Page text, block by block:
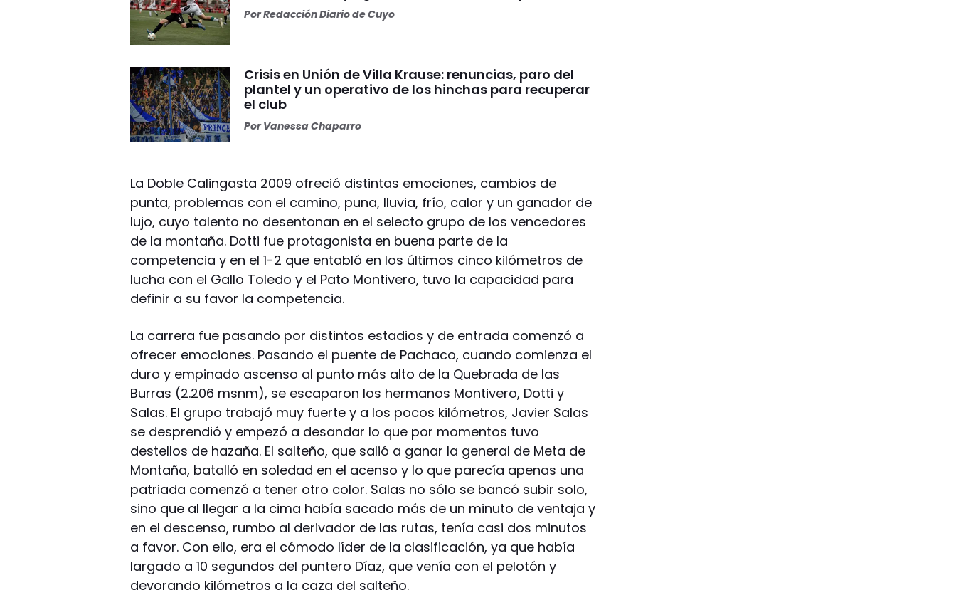
PorRedacción Diario de Cuyo
Crisis en Unión de Villa Krause: renuncias, paro del
plantel y un operativo de los hinchas para recuperar
el club
PorVanessa Chaparro
La Doble Calingasta 2009 ofreció distintas emociones, cambios de
punta, problemas con el camino, puna, lluvia, frío, calor y un ganador de
lujo, cuyo talento no desentonan en el selecto grupo de los vencedores
de la montaña. Dotti fue protagonista en buena parte de la
competencia y en el 1-2 que entabló en los últimos cinco kilómetros de
lucha con el Gallo Toledo y el Pato Montivero, tuvo la capacidad para
definir a su favor la competencia.
La carrera fue pasando por distintos estadios y de entrada comenzó a
ofrecer emociones. Pasando el puente de Pachaco, cuando comienza el
duro y empinado ascenso al punto más alto de la Quebrada de las
Burras (2.206 msnm), se escaparon los hermanos Montivero, Dotti y
Salas. El grupo trabajó muy fuerte y a los pocos kilómetros, Javier Salas
se desprendió y empezó a desandar lo que por momentos tuvo
destellos de hazaña. El salteño, que salió a ganar la general de Meta de
Montaña, batalló en soledad en el acenso y lo que parecía apenas una
patriada comenzó a tener otro color. Salas no sólo se bancó subir solo,
sino que al llegar a la cima había sacado más de un minuto de ventaja y
en el descenso, rumbo al derivador de las rutas, tenía casi dos minutos
a favor. Con ello, era el cómodo líder de la clasificación, ya que había
largado a 10 segundos del puntero Díaz, que venía con el pelotón y
devorando kilómetros a la caza del salteño.